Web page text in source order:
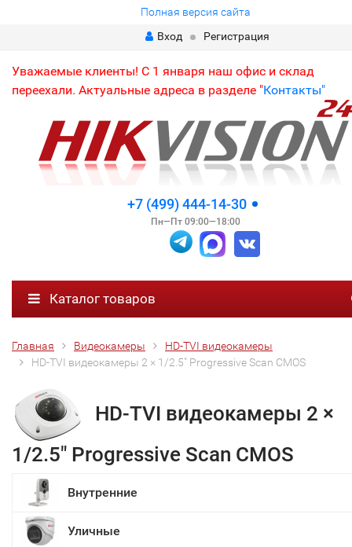
Полная версия сайта
Вход
Регистрация
Уважаемые клиенты! С 1 января наш офис и склад
переехали. Актуальные адреса в разделе "Контакты"
+7 (499) 444-14-30
Пн—Пт 09:00—18:00
Каталог товаров
Главная Видеокамеры
HD-TVI видеокамеры
HD-TVI видеокамеры 2 × 1/2.5" Progressive Scan CMOS
HD-TVI видеокамеры 2 ×
1/2.5" Progressive Scan CMOS
Внутренние
Уличные